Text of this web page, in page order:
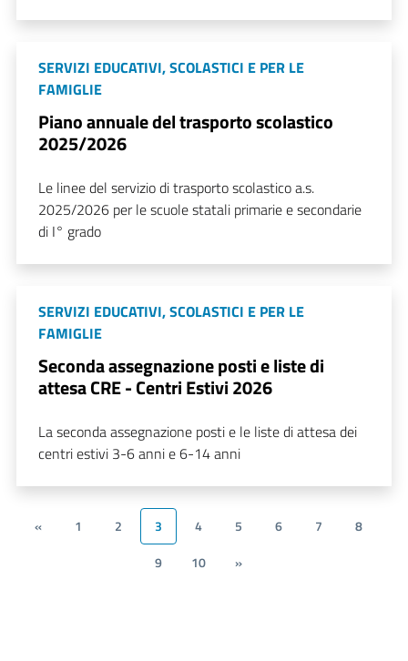
SERVIZI EDUCATIVI, SCOLASTICI E PER LE
FAMIGLIE
Piano annuale del trasporto scolastico
2025/2026
Le linee del servizio di trasporto scolastico a.s.
2025/2026 per le scuole statali primarie e secondarie
di I° grado
SERVIZI EDUCATIVI, SCOLASTICI E PER LE
FAMIGLIE
Seconda assegnazione posti e liste di
attesa CRE - Centri Estivi 2026
La seconda assegnazione posti e le liste di attesa dei
centri estivi 3-6 anni e 6-14 anni
« 1 2 3 4 5 6 7
8
9
10 »